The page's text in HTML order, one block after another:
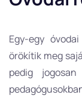
Egy-egy
örökítik meg
pedig